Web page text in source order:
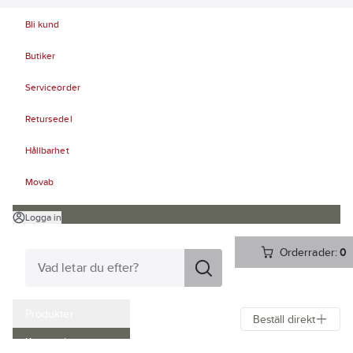
Bli kund
Butiker
Serviceorder
Retursedel
Hållbarhet
Movab
Logga in
Orderrader:0
Kampanjer
Beställ direkt